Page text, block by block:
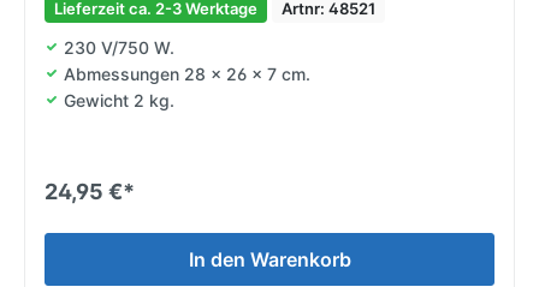
Lieferzeit ca. 2-3 Werktage Artnr: 48521
230 V/750 W.
Abmessungen 28 x 26 x 7 cm.
Gewicht 2 kg.
24,95 €*
In den Warenkorb